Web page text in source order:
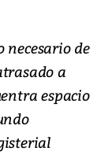
necesario de
a
espacio